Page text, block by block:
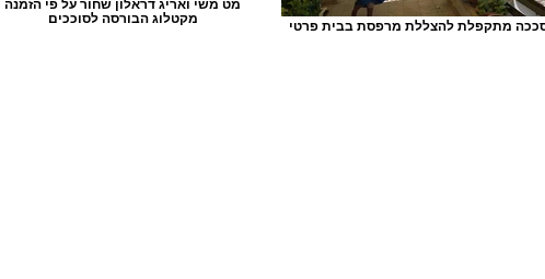
מט משי ואריג דראלון שחור על פי הזמנה
מקטלוג הבורסה לסוככים
מתקפלת להצללת מרפסת בבית פרטי